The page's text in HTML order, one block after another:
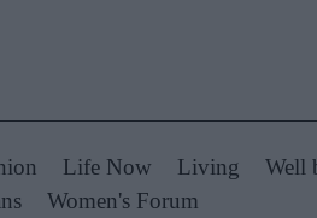
Styling Tips
Fashion News
Life Now Living Well
Women's Forum